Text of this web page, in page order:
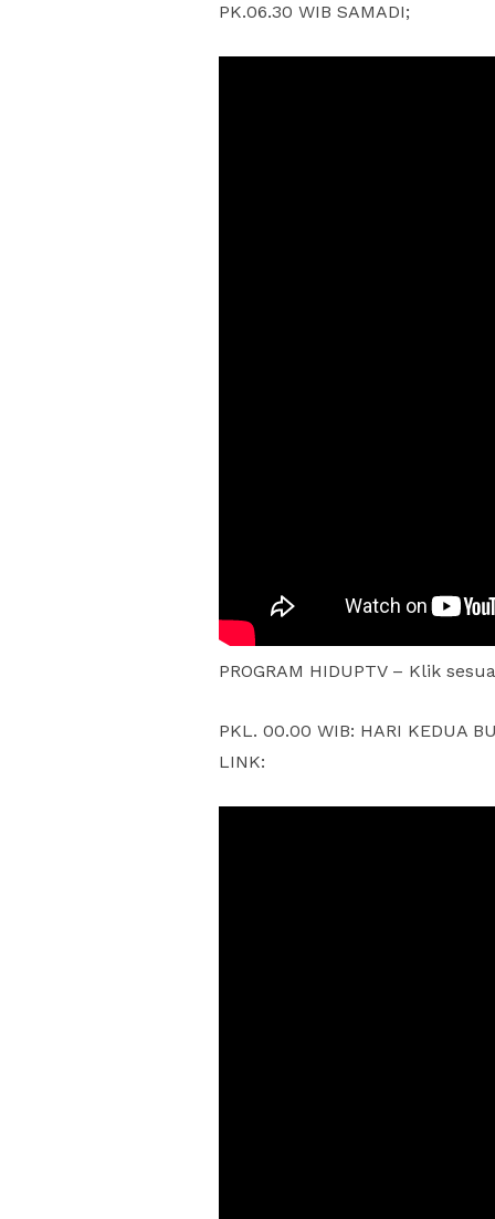
PK.06.30 WIB SAMADI;
PROGRAM HIDUPTV – Klik
PKL. 00.00 WIB: HARI KEDUA
LINK: